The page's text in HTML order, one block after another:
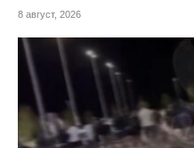
8 август, 2026